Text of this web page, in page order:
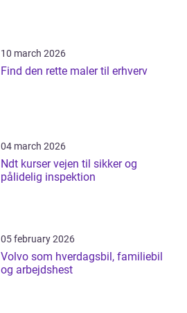
10 march 2026
Find den rette maler til erhverv
04 march 2026
Ndt kurser vejen til sikker og
pålidelig inspektion
05 february 2026
Volvo som hverdagsbil, familiebil
og arbejdshest